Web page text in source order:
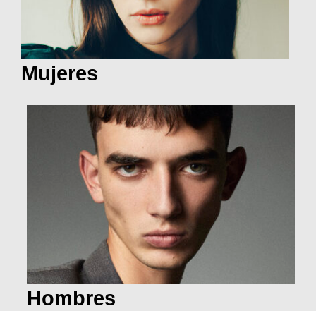
Mujeres
Hombres